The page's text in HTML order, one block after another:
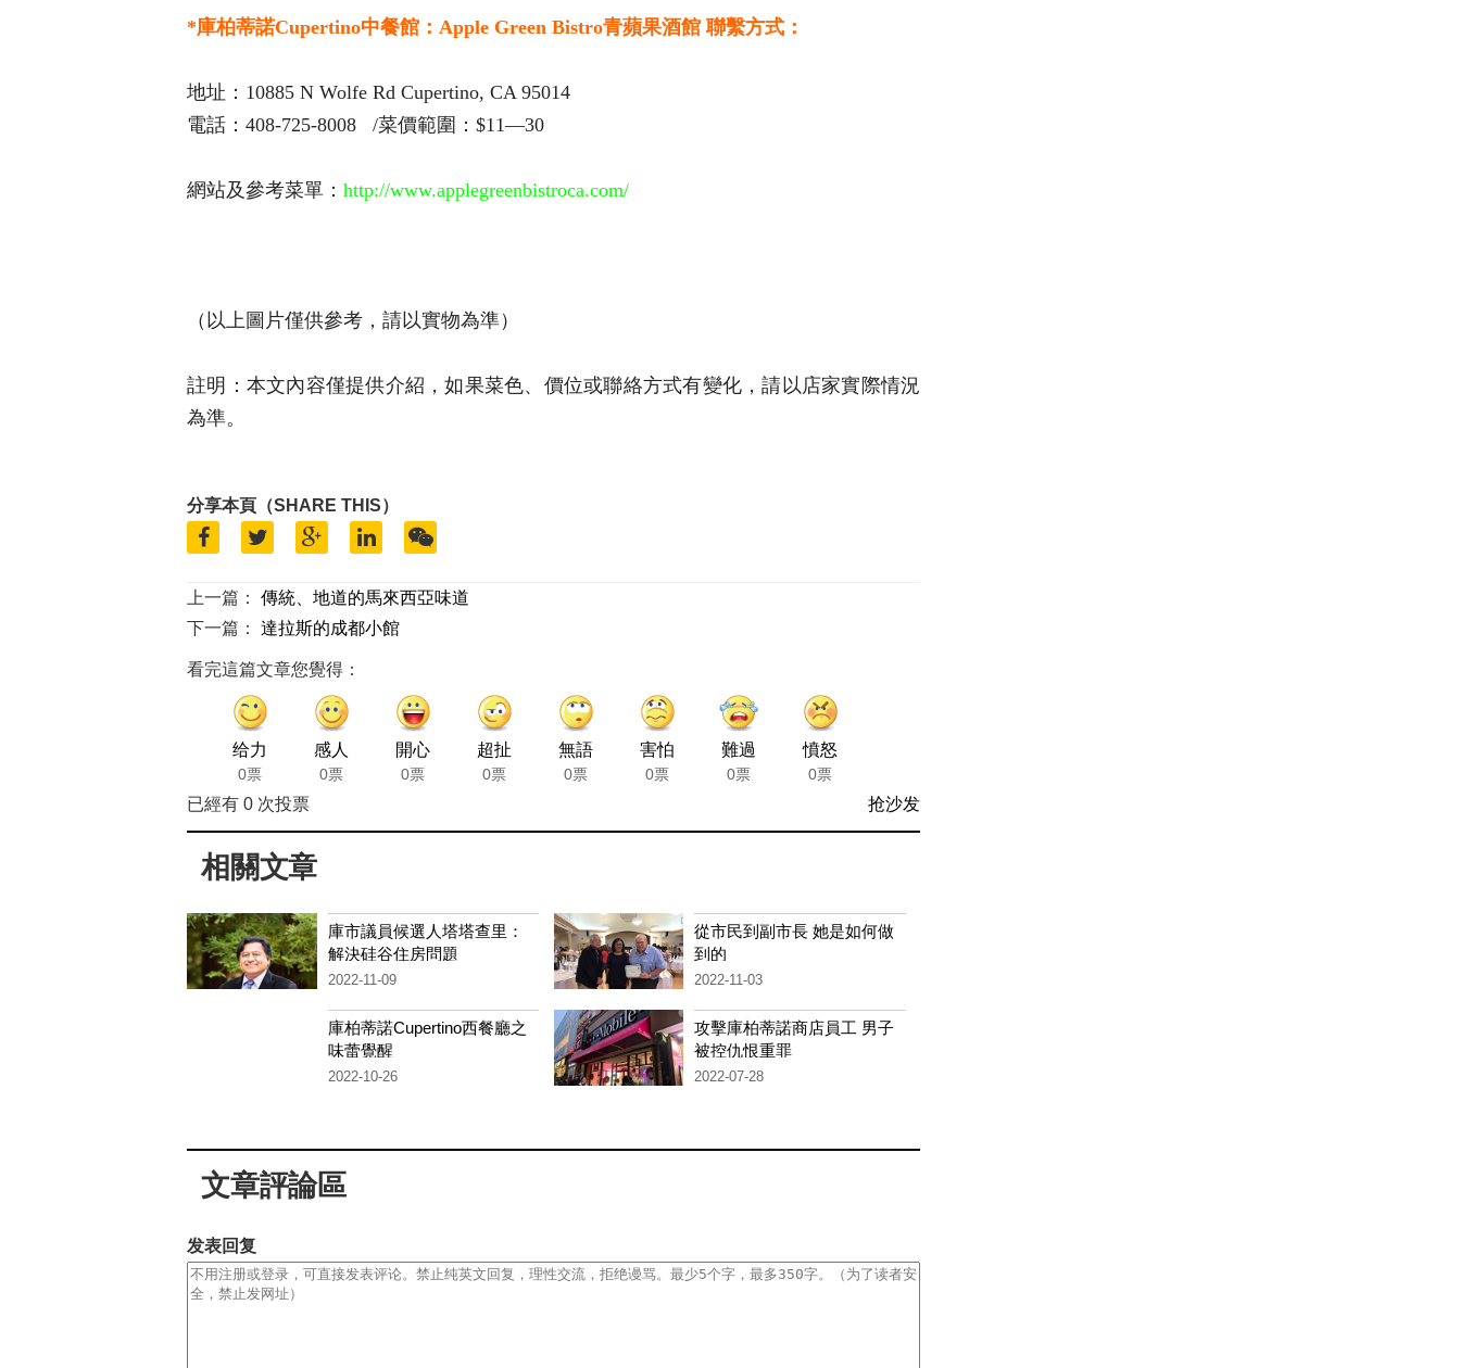
*庫柏蒂諾Cupertino中餐館： Apple Green Bistro青蘋果酒館 聯繫方式：
地址：10885 N Wolfe Rd Cupertino, CA 95014
電話：408-725-8008 /菜價範圍：$11—30
網站及參考菜單： http://www.applegreenbistroca.com/
（以上圖片僅供參考，請以實物為準）
註明：本文內容僅提供介紹，如果菜色、價位或聯絡方式有變化，請以店家實際情況
為準。
分享本頁（SHARE THIS）
上一篇：
傳統、地道的馬來西亞味道
下一篇：
達拉斯的成都小館
看完這篇文章您覺得：
给力
0票
感人
0票
開心
0票
超扯
0票
無語
0票
害怕
0票
難過
0票
憤怒
0票
已經有 0 次投票 抢沙发
相關文章
庫市議員候選人塔塔查里：
解決硅谷住房問題
2022-11-09
從市民到副市長 她是如何做
到的
2022-11-03
庫柏蒂諾Cupertino西餐廳之
味蕾覺醒
2022-10-26
攻擊庫柏蒂諾商店員工 男子
被控仇恨重罪
2022-07-28
文章評論區
发表回复